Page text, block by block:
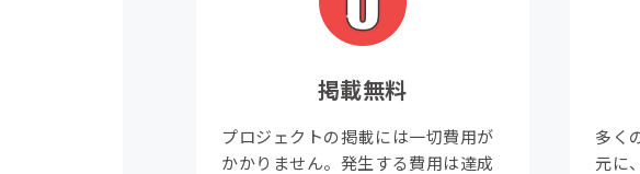
掲載無料
プロジェクトの掲載には一切費用が
かかりません。発生する費用は達成
多く
元に